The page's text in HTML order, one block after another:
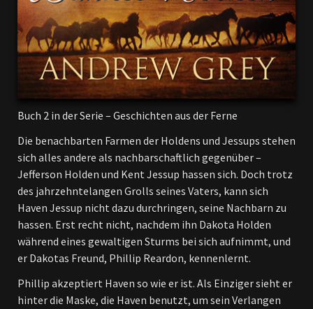
Buch 2 in der Serie – Geschichten aus der Ferne
Die benachbarten Farmen der Holdens und Jessups stehen
sich alles andere als nachbarschaftlich gegenüber –
Jefferson Holden und Kent Jessup hassen sich. Doch trotz
des jahrzehntelangen Grolls seines Vaters, kann sich
Haven Jessup nicht dazu durchringen, seine Nachbarn zu
hassen. Erst recht nicht, nachdem ihn Dakota Holden
während eines gewaltigen Sturms bei sich aufnimmt, und
er Dakotas Freund, Phillip Reardon, kennenlernt.
Phillip akzeptiert Haven so wie er ist. Als Einziger sieht er
hinter die Maske, die Haven benutzt, um sein Verlangen